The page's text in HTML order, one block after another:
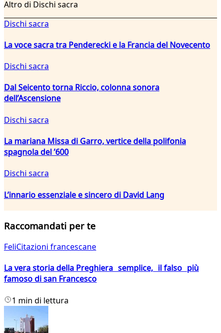
Altro di Dischi sacra
Dischi sacra
La voce sacra tra Penderecki e la Francia del Novecento
Dischi sacra
Dal Seicento torna Riccio, colonna sonora
dell’Ascensione
Dischi sacra
La mariana Missa di Garro, vertice della polifonia
spagnola del ’600
Dischi sacra
L’innario essenziale e sincero di David Lang
Raccomandati per te
FeliCitazioni francescane
La vera storia della Preghiera semplice, il falso più
famoso di san Francesco
1 min di lettura